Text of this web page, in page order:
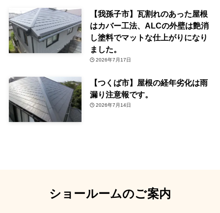
【我孫子市】瓦割れのあった屋根
はカバー工法、ALCの外壁は艶消
し塗料でマットな仕上がりになり
ました。
2026年7月17日
【つくば市】屋根の経年劣化は雨
漏り注意報です。
2026年7月14日
ショールームのご案内